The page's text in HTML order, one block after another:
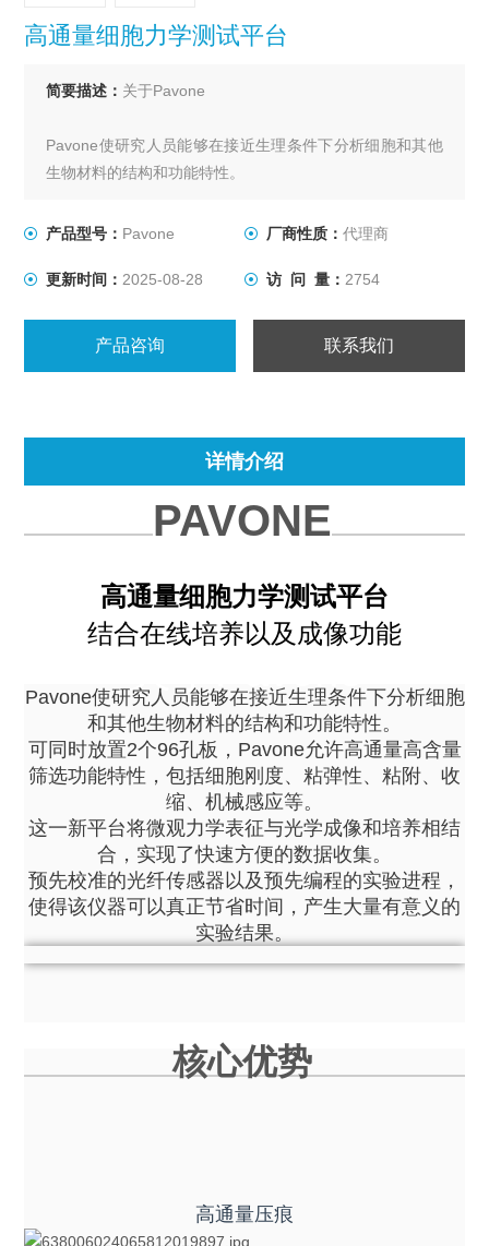
高通量细胞力学测试平台
简要描述： 关于Pavone
Pavone使研究人员能够在接近生理条件下分析细胞和其他
生物材料的结构和功能特性。
可同时放置2个96孔板，Pavone允许高通量高含量筛选功
等。
这一新平台将微观力学表征与光学成像和培养相结合，实
产品型号： Pavone 厂商性质： 代理商
更新时间： 2025-08-28 访 问 量： 2754
产品咨询 联系我们
详情介绍
PAVONE
高通量细胞力学测试平台
结合在线培养以及成像功能
Pavone使研究人员能够在接近生理条件下分析细胞
和其他生物材料的结构和功能特性。
可同时放置2个96孔板，Pavone允许高通量高含量
筛选功能特性，包括细胞刚度、粘弹性、粘附、收
缩、机械感应等。
这一新平台将微观力学表征与光学成像和培养相结
合，实现了快速方便的数据收集。
预先校准的光纤传感器以及预先编程的实验进程，
使得该仪器可以真正节省时间，产生大量有意义的
实验结果。
核心优势
高通量压痕